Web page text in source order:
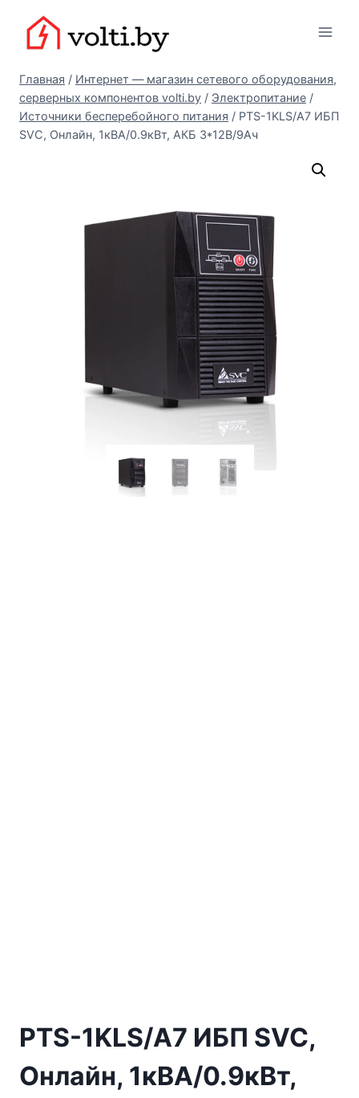
содержимому
Главная / Интернет — магазин сетевого оборудования,
серверных компонентов volti.by / Электропитание /
Источники бесперебойного питания / PTS-1KLS/A7 ИБП
SVC, Онлайн, 1кВА/0.9кВт, АКБ 3*12В/9Ач
PTS-1KLS/A7 ИБП SVC,
Онлайн, 1кВА/0.9кВт,